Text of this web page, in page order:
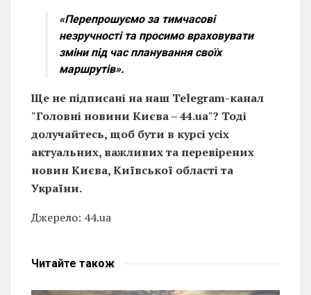
«Перепрошуємо за тимчасові
незручності та просимо враховувати
зміни під час планування своїх
маршрутів».
Ще не підписані на наш Telegram-канал
"Головні новини Києва – 44.ua"? Тоді
долучайтесь, щоб бути в курсі усіх
актуальних, важливих та перевірених
новин Києва, Київської області та
України.
Джерело: 44.ua
Читайте також